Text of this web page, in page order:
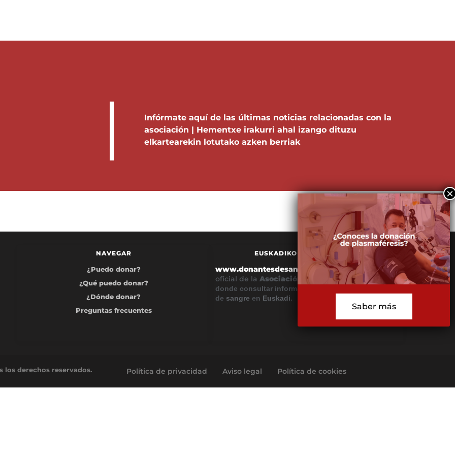
Infórmate aquí de las últimas noticias relacionadas con la
asociación | Hementxe irakurri ahal izango dituzu
elkartearekin lotutako azken berriak
Saber más
NAVEGAR
¿Puedo donar?
¿Qué puedo donar?
¿Dónde donar?
Preguntas frecuentes
EUSKADIKO ODOL EMAILEAK
www.donantesdesangre.eus es el sitio web
oficial de la Asociación de Donantes de Euskadi,
donde consultar información acerca de la donación
de sangre en Euskadi.
los derechos reservados. Política de privacidad Aviso legal Política de cookies